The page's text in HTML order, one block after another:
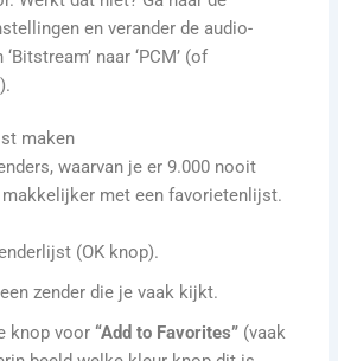
en verander de audio-
naar ‘PCM’ (of
maken
waarvan je er 9.000 nooit
met een favorietenlijst.
(OK knop).
zender die je vaak kijkt.
knop voor“Add to Favorites” (vaak